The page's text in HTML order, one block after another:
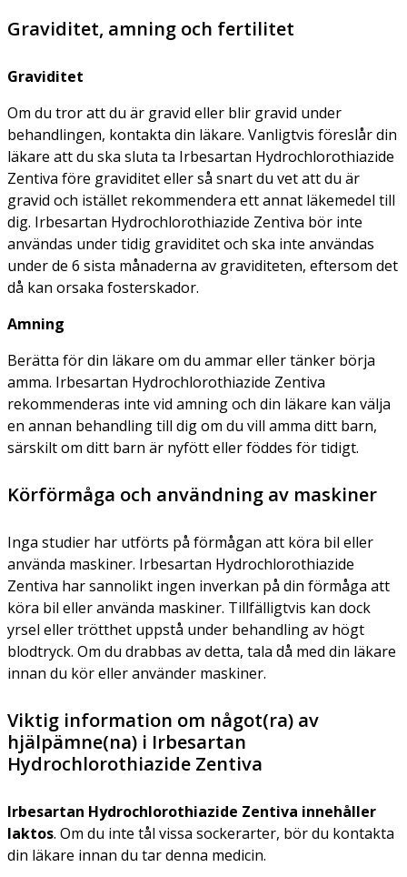
Graviditet, amning och fertilitet
Graviditet
Om du tror att du är gravid eller blir gravid under
behandlingen, kontakta din läkare. Vanligtvis föreslår din
läkare att du ska sluta ta Irbesartan Hydrochlorothiazide
Zentiva före graviditet eller så snart du vet att du är
gravid och istället rekommendera ett annat läkemedel till
dig. Irbesartan Hydrochlorothiazide Zentiva bör inte
användas under tidig graviditet och ska inte användas
under de 6 sista månaderna av graviditeten, eftersom det
då kan orsaka fosterskador.
Amning
Berätta för din läkare om du ammar eller tänker börja
amma. Irbesartan Hydrochlorothiazide Zentiva
rekommenderas inte vid amning och din läkare kan välja
en annan behandling till dig om du vill amma ditt barn,
särskilt om ditt barn är nyfött eller föddes för tidigt.
Körförmåga och användning av maskiner
Inga studier har utförts på förmågan att köra bil eller
använda maskiner. Irbesartan Hydrochlorothiazide
Zentiva har sannolikt ingen inverkan på din förmåga att
köra bil eller använda maskiner. Tillfälligtvis kan dock
yrsel eller trötthet uppstå under behandling av högt
blodtryck. Om du drabbas av detta, tala då med din läkare
innan du kör eller använder maskiner.
Viktig information om något(ra) av
hjälpämne(na) i Irbesartan
Hydrochlorothiazide Zentiva
Irbesartan Hydrochlorothiazide Zentiva innehåller
laktos. Om du inte tål vissa sockerarter, bör du kontakta
din läkare innan du tar denna medicin.